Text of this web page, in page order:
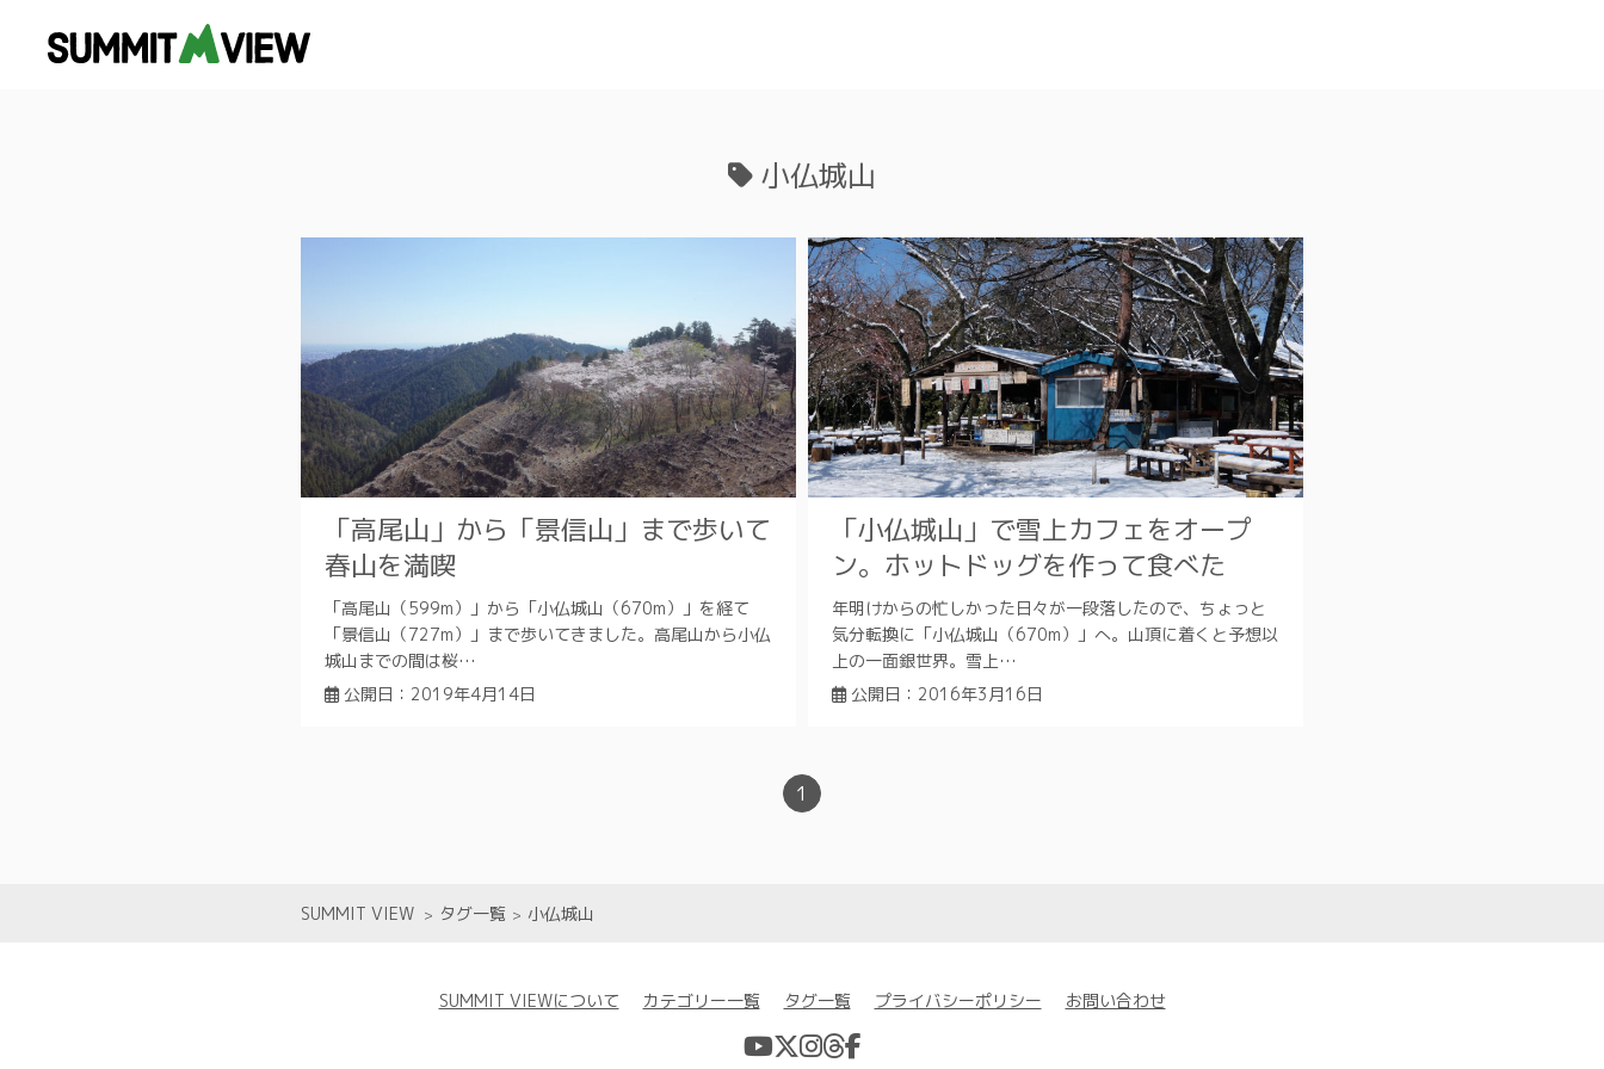
小仏城山
「高尾山」から「景信山」まで歩いて
春山を満喫
「高尾山（599m）」から「小仏城山（670m）」を経て
「景信山（727m）」まで歩いてきました。高尾山から小仏
城山までの間は桜…
公開日： 2019年4月14日
「小仏城山」で雪上カフェをオープ
ン。ホットドッグを作って食べた
年明けからの忙しかった日々が一段落したので、ちょっと
気分転換に「小仏城山（670m）」へ。山頂に着くと予想以
上の一面銀世界。雪上…
公開日： 2016年3月16日
1
SUMMIT VIEW タグ一覧 小仏城山
SUMMIT VIEWについて カテゴリー一覧 タグ一覧 プライバシーポリシー お問い合わせ